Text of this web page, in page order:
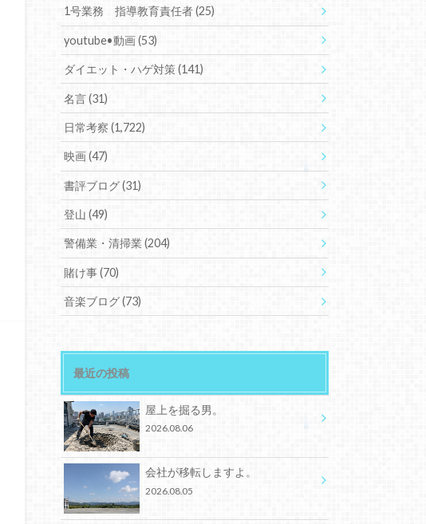
1号業務 指導教育責任者(25)
youtube•動画(53)
ダイエット・ハゲ対策(141)
名言(31)
日常考察(1,722)
映画(47)
書評ブログ(31)
登山(49)
警備業・清掃業(204)
賭け事(70)
音楽ブログ(73)
最近の投稿
屋上を掘る男。
2026.08.06
会社が移転しますよ。
2026.08.05